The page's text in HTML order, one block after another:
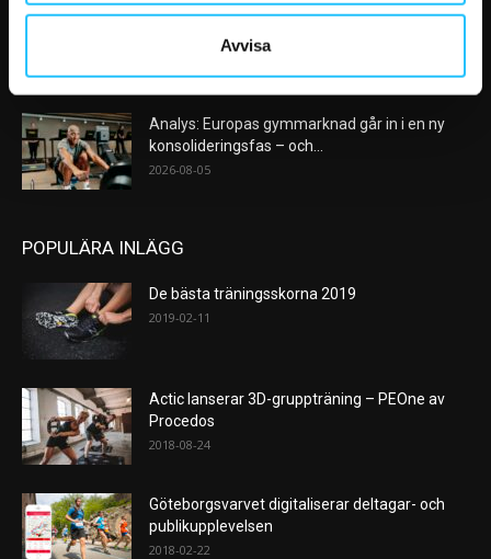
Avvisa
AI kommer aldrig kunna ersätta en frukost
efter träningspasset
Analys: Europas gymmarknad går in i en ny
konsolideringsfas – och...
2026-08-05
POPULÄRA INLÄGG
De bästa träningsskorna 2019
2019-02-11
Actic lanserar 3D-gruppträning – PEOne av
Procedos
2018-08-24
Göteborgsvarvet digitaliserar deltagar- och
publikupplevelsen
2018-02-22